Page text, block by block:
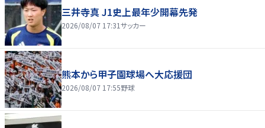
三井寺真 J1史上最年少開幕先発
2026/08/07 17:31サッカー
熊本から甲子園球場へ大応援団
2026/08/07 17:55野球